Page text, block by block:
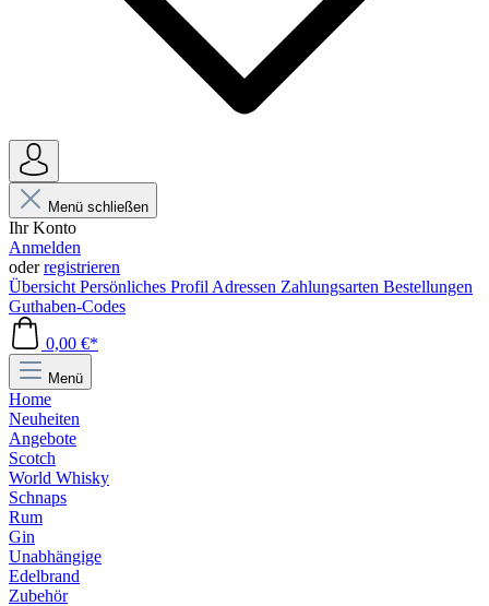
Menü schließen
Ihr Konto
Anmelden
oderregistrieren
Übersicht Persönliches Profil Adressen Zahlungsarten Bestellungen
Guthaben-Codes
0,00 €*
Menü
Home
Neuheiten
Angebote
Scotch
World Whisky
Schnaps
Rum
Gin
Unabhängige
Edelbrand
Zubehör